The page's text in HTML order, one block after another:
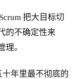
把大目标切
的不确定性来
。
年里最不彻底的